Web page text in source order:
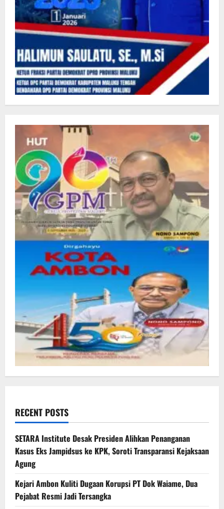
RECENT POSTS
SETARA Institute Desak Presiden Alihkan Penanganan
Kasus Eks Jampidsus ke KPK, Soroti Transparansi Kejaksaan
Agung
Kejari Ambon Kuliti Dugaan Korupsi PT Dok Waiame, Dua
Pejabat Resmi Jadi Tersangka